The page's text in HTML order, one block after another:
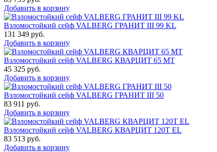
Добавить в корзину
Взломостойкий сейф VALBERG ГРАНИТ III 99 KL
131 349 руб.
Добавить в корзину
Взломостойкий сейф VALBERG КВАРЦИТ 65 МТ
45 325 руб.
Добавить в корзину
Взломостойкий сейф VALBERG ГРАНИТ III 50
83 911 руб.
Добавить в корзину
Взломостойкий сейф VALBERG КВАРЦИТ 120Т EL
83 513 руб.
Добавить в корзину